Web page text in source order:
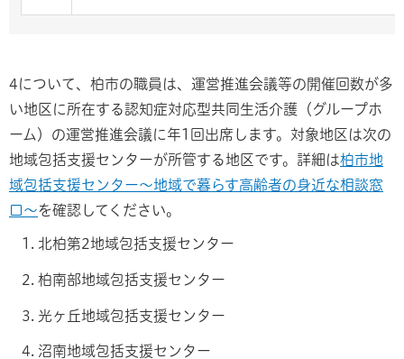
4について、柏市の職員は、運営推進会議等の開催回数が多
い地区に所在する認知症対応型共同生活介護（グループホ
ーム）の運営推進会議に年1回出席します。対象地区は次の
地域包括支援センターが所管する地区です。詳細は柏市地
域包括支援センター～地域で暮らす高齢者の身近な相談窓
口～を確認してください。
北柏第2地域包括支援センター
柏南部地域包括支援センター
光ヶ丘地域包括支援センター
沼南地域包括支援センター